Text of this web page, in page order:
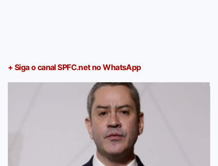
+ Siga o canal SPFC.net no WhatsApp